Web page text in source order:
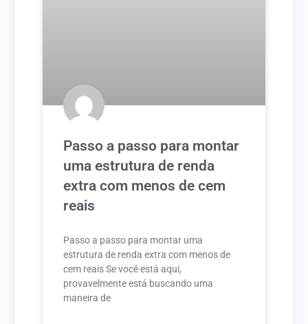
Passo a passo para montar
uma estrutura de renda
extra com menos de cem
reais
Passo a passo para montar uma
estrutura de renda extra com menos de
cem reais Se você está aqui,
provavelmente está buscando uma
maneira de